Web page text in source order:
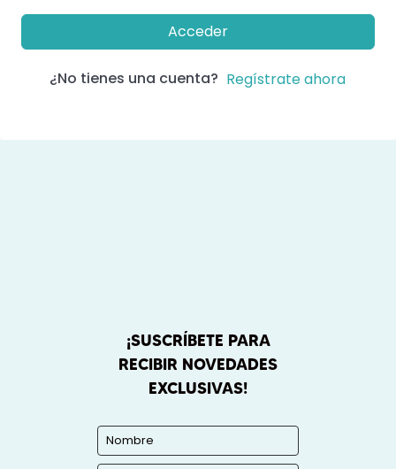
Acceder
¿No tienes una cuenta? Regístrate ahora
¡SUSCRÍBETE PARA
RECIBIR NOVEDADES
EXCLUSIVAS!